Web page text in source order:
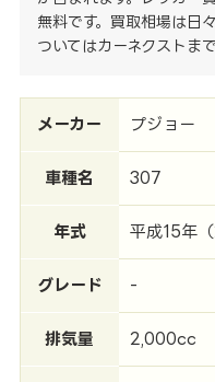
無料です。買取相場は日
ついてはカーネクストま
メーカー プジョー
車種名 307
年式 平成15年
グレード -
排気量 2,000cc